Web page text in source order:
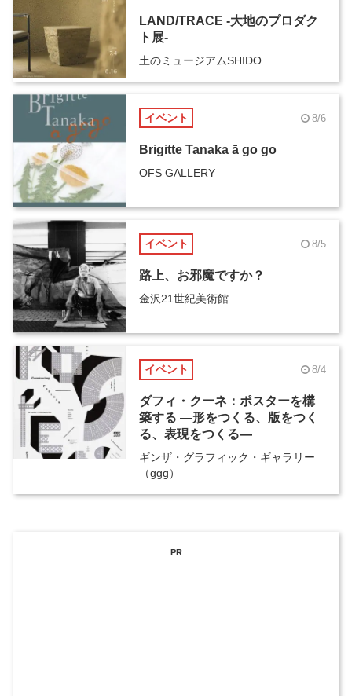
LAND/TRACE -大地のプロダク
ト展-
土のミュージアムSHIDO
イベント 8/6
Brigitte Tanaka ā go go
OFS GALLERY
イベント 8/5
路上、お邪魔ですか？
金沢21世紀美術館
イベント 8/4
ダフィ・クーネ：ポスターを構
築する ―形をつくる、版をつく
る、表現をつくる―
ギンザ・グラフィック・ギャラリー
（ggg）
PR